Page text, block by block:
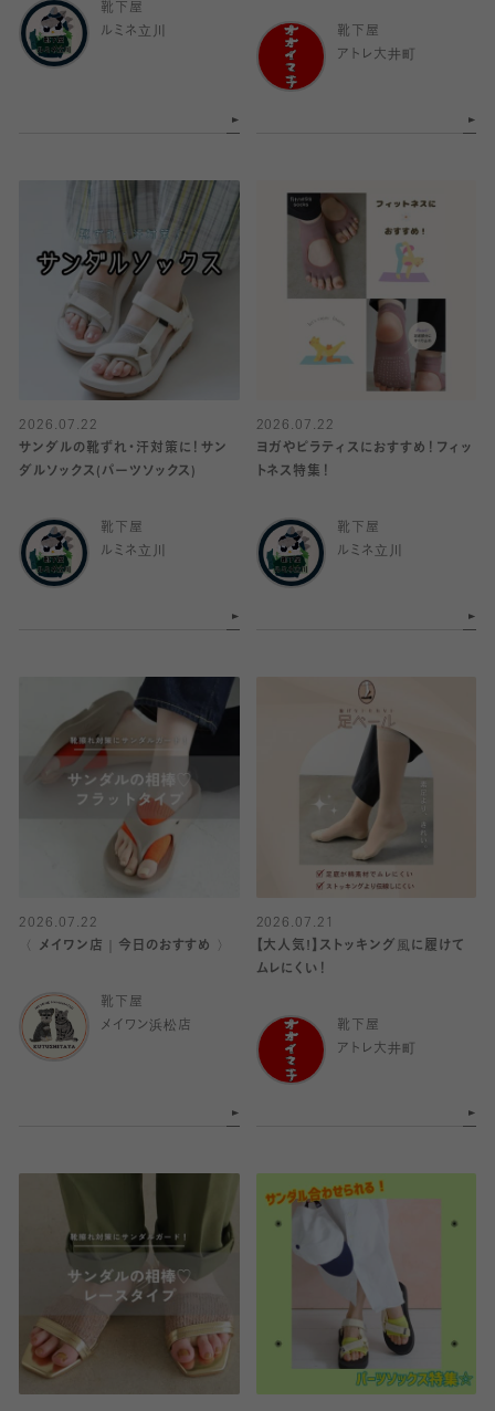
靴下屋
ルミネ立川
靴下屋
アトレ大井町
2026.07.22
サンダルの靴ずれ・汗対策に！サン
ダルソックス(パーツソックス)
靴下屋
ルミネ立川
2026.07.22
ヨガやピラティスにおすすめ！フィッ
トネス特集！
靴下屋
ルミネ立川
2026.07.22
〈 メイワン店｜今日のおすすめ 〉
靴下屋
メイワン浜松店
2026.07.21
【大人気!】ストッキング風に履けて
ムレにくい！
靴下屋
アトレ大井町